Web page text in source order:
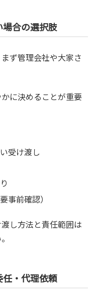
合の選択肢
ず管理会社や大家さ
に決めることが重要
受け渡し
事前確認）
し方法と責任範囲は
・代理依頼